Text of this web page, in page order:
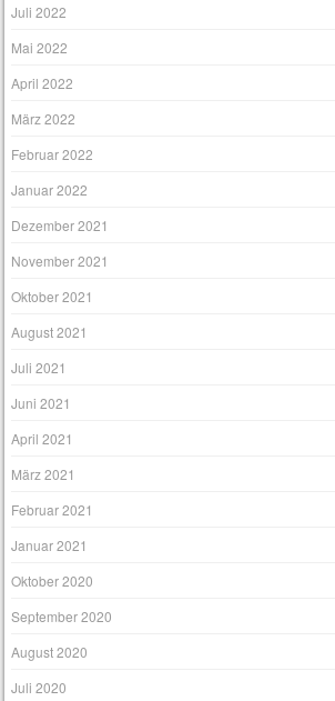
Juli 2022
Mai 2022
April 2022
März 2022
Februar 2022
Januar 2022
Dezember 2021
November 2021
Oktober 2021
August 2021
Juli 2021
Juni 2021
April 2021
März 2021
Februar 2021
Januar 2021
Oktober 2020
September 2020
August 2020
Juli 2020